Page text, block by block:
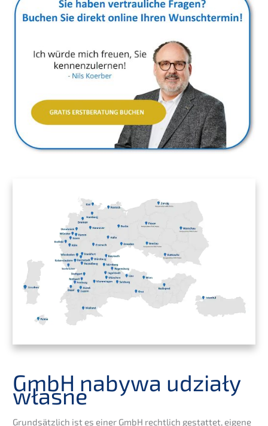
GmbH nabywa udziały
własne
Grund­sätz­lich ist es einer GmbH recht­lich gestat­tet, eigene